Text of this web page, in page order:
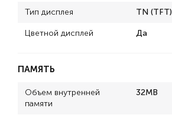
Тип дисплея TN (TFT)
Цветной дисплей Да
ПАМЯТЬ
Объем внутренней
памяти
32MB